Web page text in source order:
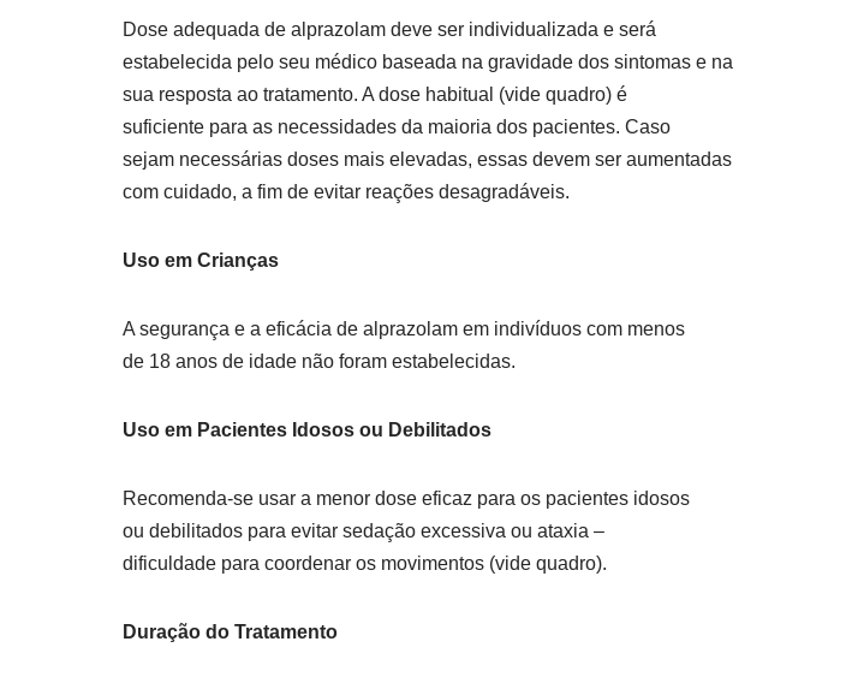
Dose adequada de alprazolam deve ser individualizada e será
estabelecida pelo seu médico baseada na gravidade dos sintomas e na
sua resposta ao tratamento. A dose habitual (vide quadro) é
suficiente para as necessidades da maioria dos pacientes. Caso
sejam necessárias doses mais elevadas, essas devem ser aumentadas
com cuidado, a fim de evitar reações desagradáveis.
Uso em Crianças
A segurança e a eficácia de alprazolam em indivíduos com menos
de 18 anos de idade não foram estabelecidas.
Uso em Pacientes Idosos ou Debilitados
Recomenda-se usar a menor dose eficaz para os pacientes idosos
ou debilitados para evitar sedação excessiva ou ataxia –
dificuldade para coordenar os movimentos (vide quadro).
Duração do Tratamento